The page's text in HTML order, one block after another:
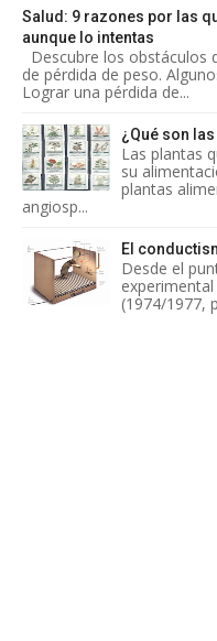
Salud: 9 razones por las
aunque lo intentas
Descubre los obstáculos
de pérdida de peso.
Lograr una pérdida de...
¿Qué son
Las plantas
su
plantas
angiosp...
El
Desde el
(1974/1977,